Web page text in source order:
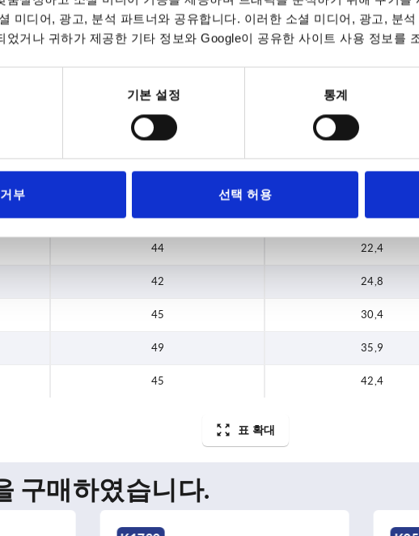
미디어, 광고, 분석 파트너와 공유합니다. 이러한 소셜 미디어, 광고, 분
었거나 귀하가 제공한 기타 정보와 Google이 공유한 사이트 사용 정보를
기본 설정 통계
거부 선택 허용
A
22,4
42,4
기적으로 업데이트됩니다. 주문 완료 전 마지막 단계에서 확정
니다.
10-26 캘린더
44 22,4
42 24,8
45 30,4
49 35,9
45 42,4
표 확대
구매하였습니다.